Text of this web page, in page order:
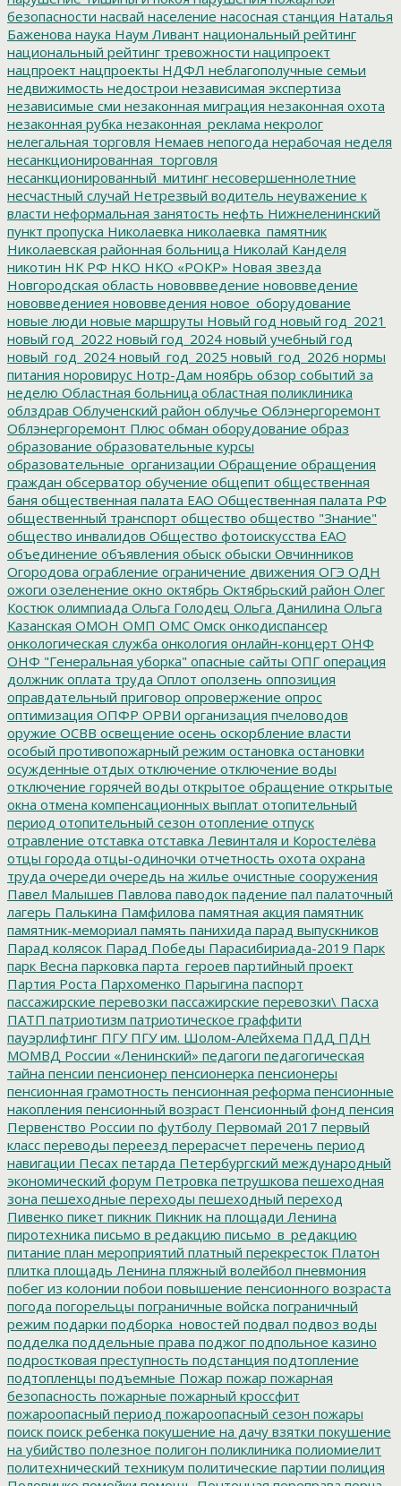
безопасности насвай население насосная станция Наталья
Баженова наука Наум Ливант национальный рейтинг
национальный рейтинг тревожности наципроект
нацпроект нацпроекты НДФЛ неблагополучные семьи
недвижимость недострои независимая экспертиза
независимые сми незаконная миграция незаконная охота
незаконная рубка незаконная_реклама некролог
нелегальная торговля Немаев непогода нерабочая неделя
несанкционированная_торговля
несанкционированный_митинг несовершеннолетние
несчастный случай Нетрезвый водитель неуважение к
власти неформальная занятость нефть Нижнеленинский
пункт пропуска Николаевка николаевка_памятник
Николаевская районная больница Николай Канделя
никотин НК РФ НКО НКО «РОКР» Новая звезда
Новгородская область нововвведение нововведение
нововведениея нововведения новое_оборудование
новые люди новые маршруты Новый год новый год_2021
новый год_2022 новый год_2024 новый учебный год
новый_год_2024 новый_год_2025 новый_год_2026 нормы
питания норовирус Нотр-Дам ноябрь обзор событий за
неделю Областная больница областная поликлиника
облздрав Облученский район облучье Облэнергоремонт
Облэнергоремонт Плюс обман оборудование образ
образование образовательные курсы
образовательные_организации Обращение обращения
граждан обсерватор обучение общепит общественная
баня общественная палата ЕАО Общественная палата РФ
общественный транспорт общество общество "Знание"
общество инвалидов Общество фотоискусства ЕАО
объединение объявления обыск обыски Овчинников
Огородова ограбление ограничение движения ОГЭ ОДН
ожоги озеленение окно октябрь Октябрьский район Олег
Костюк олимпиада Ольга Голодец Ольга Данилина Ольга
Казанская ОМОН ОМП ОМС Омск онкодиспансер
онкологическая служба онкология онлайн-концерт ОНФ
ОНФ "Генеральная уборка" опасные сайты ОПГ операция
должник оплата труда Оплот оползень оппозиция
оправдательный приговор опровержение опрос
оптимизация ОПФР ОРВИ организация пчеловодов
оружие ОСВВ освещение осень оскорбление власти
особый противопожарный режим остановка остановки
осужденные отдых отключение отключение воды
отключение горячей воды открытое обращение открытые
окна отмена компенсационных выплат отопительный
период отопительный сезон отопление отпуск
отравление отставка отставка Левинталя и Коростелёва
отцы города отцы-одиночки отчетность охота охрана
труда очереди очередь на жилье очистные сооружения
Павел Малышев Павлова паводок падение пал палаточный
лагерь Палькина Памфилова памятная акция памятник
памятник-мемориал память панихида парад выпускников
Парад колясок Парад Победы Парасибириада-2019 Парк
парк Весна парковка парта_героев партийный проект
Партия Роста Пархоменко Парыгина паспорт
пассажирские перевозки пассажирские перевозки\ Пасха
ПАТП патриотизм патриотическое граффити
пауэрлифтинг ПГУПГУ им. Шолом-Алейхема ПДД ПДН
МОМВД России «Ленинский» педагоги педагогическая
тайна пенсии пенсионер пенсионерка пенсионеры
пенсионная грамотность пенсионная реформа пенсионные
накопления пенсионный возраст Пенсионный фонд пенсия
Первенство России по футболу Первомай 2017 первый
класс переводы переезд перерасчет перечень период
навигации Песах петарда Петербургский международный
экономический форум Петровка петрушкова пешеходная
зона пешеходные переходы пешеходный переход
Пивенко пикет пикник Пикник на площади Ленина
пиротехника письмо в редакцию письмо_в_редакцию
питание план мероприятий платный перекресток Платон
плитка площадь Ленина пляжный волейбол пневмония
побег из колонии побои повышение пенсионного возраста
погода погорельцы пограничные войска пограничный
режим подарки подборка_новостей подвал подвоз воды
подделка поддельные права поджог подпольное казино
подростковая преступность подстанция подтопление
подтопленцы подъемные Пожар пожар пожарная
безопасность пожарные пожарный кроссфит
пожароопасный период пожароопасный сезон пожары
поиск поиск ребенка покушение на дачу взятки покушение
на убийство полезное полигон поликлиника полиомиелит
политехнический техникум политические партии полиция